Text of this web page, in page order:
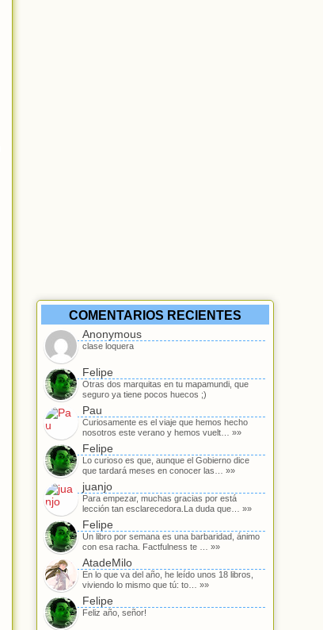
COMENTARIOS RECIENTES
Anonymous
clase loquera
Felipe
Otras dos marquitas en tu mapamundi, que
seguro ya tiene pocos huecos ;)
Pau
Curiosamente es el viaje que hemos hecho
nosotros este verano y hemos vuelt… »»
Felipe
Lo curioso es que, aunque el Gobierno dice
que tardará meses en conocer las… »»
juanjo
Para empezar, muchas gracias por está
lección tan esclarecedora.La duda que… »»
Felipe
Un libro por semana es una barbaridad, ánimo
con esa racha. Factfulness te … »»
AtadeMilo
En lo que va del año, he leído unos 18 libros,
viviendo lo mismo que tú: to… »»
Felipe
Feliz año, señor!